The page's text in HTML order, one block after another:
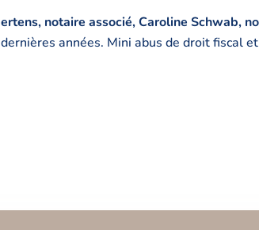
notaire associé, Caroline Schwab,
années. Mini abus de droit fiscal